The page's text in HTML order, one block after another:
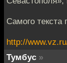
Самого текста
http://
Тумбус »